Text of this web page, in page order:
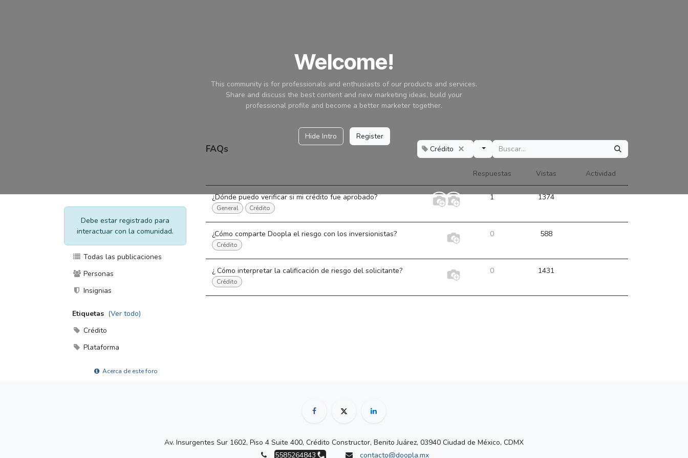
Welcome!
This community is for professionals and enthusiasts of our products and services.
Share and discuss the best content and new marketing ideas, build your
professional profile and become a better marketer together.
Hide Intro Register
Debe estar registrado para
interactuar con la comunidad.
Todas las publicaciones
Personas
Insignias
Etiquetas (Ver todo)
Crédito
Plataforma
Acerca de este foro
FAQs Crédito
Respuestas Vistas Actividad
¿Dónde puedo verificar si mi crédito fue aprobado?
General Crédito
1 1374
¿Cómo comparte Doopla el riesgo con los inversionistas?
Crédito
0 588
¿ Cómo interpretar la calificación de riesgo del solicitante?
Crédito
0 1431
Av. Insurgentes Sur 1602, Piso 4 Suite 400, Crédito Constructor, Benito Juárez, 03940 Ciudad de México, CDMX
5585264843
contacto@doopla.mx